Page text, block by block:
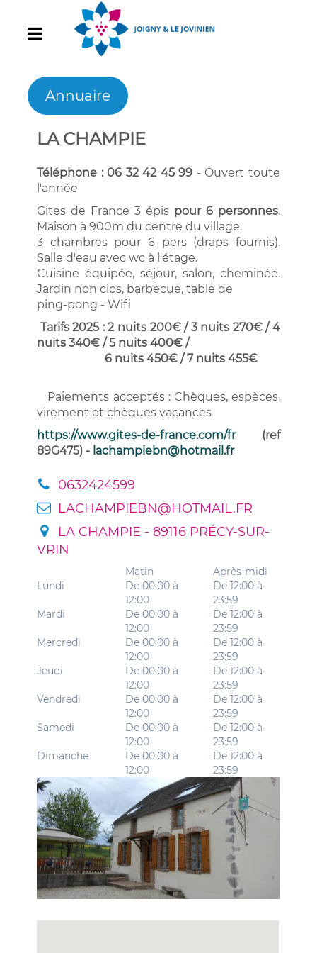
Annuaire
LA CHAMPIE
Téléphone : 06 32 42 45 99 - Ouvert toute
l'année
Gites de France 3 épis pour 6 personnes.
Maison à 900m du centre du village.
3 chambres pour 6 pers (draps fournis).
Salle d'eau avec wc à l'étage.
Cuisine équipée, séjour, salon, cheminée.
Jardin non clos, barbecue, table de
ping-pong - Wifi
Tarifs 2025 : 2 nuits 200€ / 3 nuits 270€ / 4
nuits 340€ / 5 nuits 400€ /
6 nuits 450€ / 7 nuits 455€
Paiements acceptés : Chèques, espèces,
virement et chèques vacances
https://www.gites-de-france.com/fr(ref
89G475) - lachampiebn@hotmail.fr
0632424599
LACHAMPIEBN@HOTMAIL.FR
LA CHAMPIE - 89116 PRÉCY-SUR-
VRIN
Matin
Après-midi
Lundi
De 00:00 à
12:00
De 12:00 à
23:59
Mardi
De 00:00 à
12:00
De 12:00 à
23:59
Mercredi
De 00:00 à
12:00
De 12:00 à
23:59
Jeudi
De 00:00 à
12:00
De 12:00 à
23:59
Vendredi
De 00:00 à
12:00
De 12:00 à
23:59
Samedi
De 00:00 à
12:00
De 12:00 à
23:59
Dimanche
De 00:00 à
12:00
De 12:00 à
23:59